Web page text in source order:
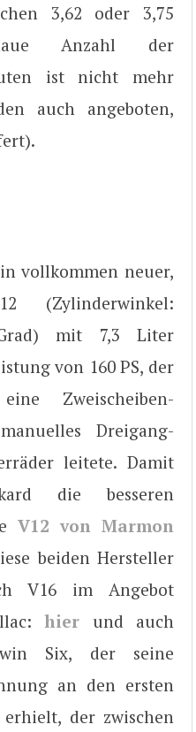
3,62 oder 3,75
Anzahl der
ist nicht mehr
auch angeboten,
vollkommen neuer,
(Zylinderwinkel:
mit 7,3 Liter
von 160 PS, der
Zweischeiben-
Dreigang-
leitete. Damit
die besseren
V12 von Marmon
beiden Hersteller
V16 im Angebot
hier und auch
Six, der seine
an den ersten
der zwischen